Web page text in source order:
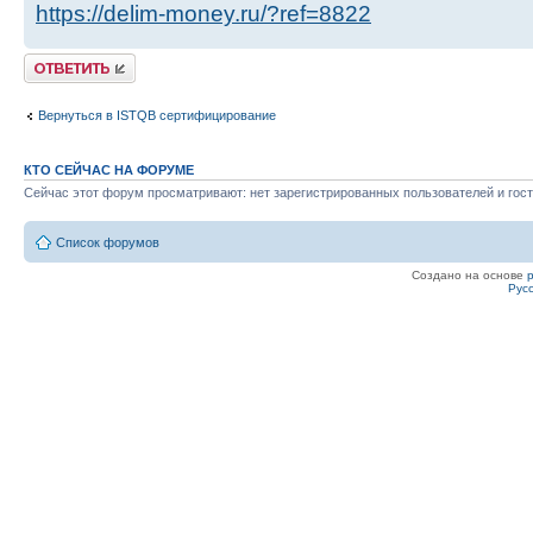
https://delim-money.ru/?ref=8822
Ответить
Вернуться в ISTQB сертифицирование
КТО СЕЙЧАС НА ФОРУМЕ
Сейчас этот форум просматривают: нет зарегистрированных пользователей и
Список форумов
Создано на основе